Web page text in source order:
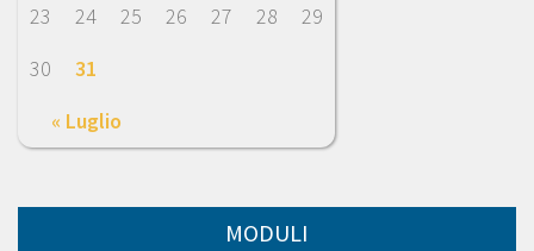
« Luglio
23
24 25 26 27 28
29
30
31
MODULI